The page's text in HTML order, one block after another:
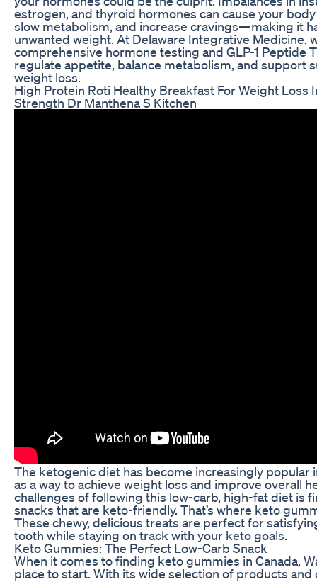
estrogen, and thyroid hormones can cause your
slow metabolism, and increase cravings—making it
unwanted weight. At Delaware Integrative Medicine,
comprehensive hormone testing and GLP-1 Peptide
regulate appetite, balance metabolism, and support
weight loss.
High Protein Roti Healthy Breakfast For Weight Loss
Strength Dr Manthena S Kitchen
The ketogenic diet has become increasingly popular
as a way to achieve weight loss and improve overall
challenges of following this low-carb, high-fat diet is
snacks that are keto-friendly. That’s where keto
These chewy, delicious treats are perfect for
tooth while staying on track with your keto goals.
Keto Gummies: The Perfect Low-Carb Snack
When it comes to finding keto gummies in Canada,
place to start. With its wide selection of products and